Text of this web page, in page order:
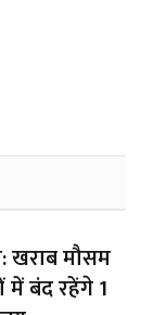
खराब मौसम
में बंद रहेंगे 1